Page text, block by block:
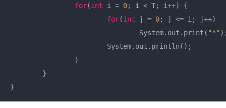
for(int i = 0; i < T; i++) {
for(int j = 0; j <= i; j++)
				System.out.print(
"*"
}